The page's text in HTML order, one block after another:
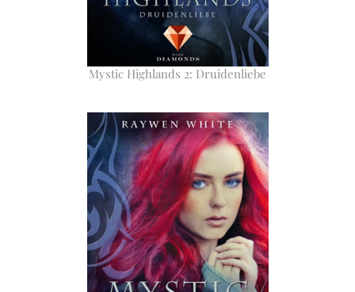
Mystic Highlands 2: Druidenliebe